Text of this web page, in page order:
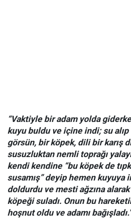
“Vaktiyle bir adam yolda
kuyu buldu ve içine indi; su alıp
görsün, bir köpek, dili bir karış
susuzluktan nemli toprağı
kendi kendine “bu köpek de
susamış” deyip hemen kuyuya
doldurdu ve mesti ağzına alarak
köpeği suladı. Onun bu
hoşnut oldu ve adamı